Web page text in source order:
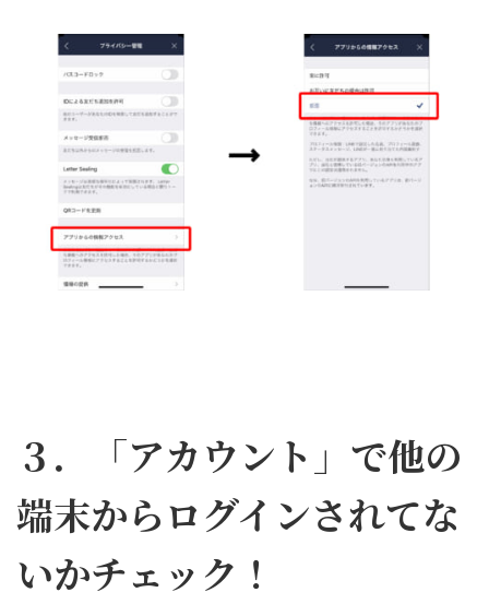
３．「アカウント」で他の
端末からログインされてな
いかチェック！